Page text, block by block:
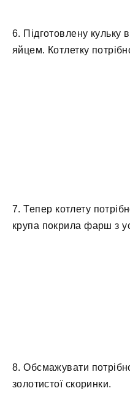
6. Підготовлену кульку
яйцем. Котлетку
7. Тепер котлету
крупа покрила фарш з
8. Обсмажувати
золотистої скоринки.